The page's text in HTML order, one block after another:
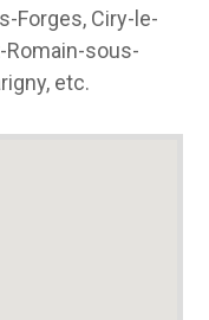
Forges, Ciry-le-
Romain-sous-
etc.